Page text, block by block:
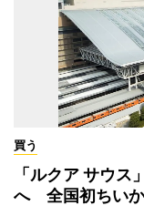
買う
「ルクア サウ
へ 全国初ちい